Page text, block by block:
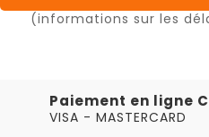
(informations sur les
Paiement en ligne
VISA - MASTERCARD